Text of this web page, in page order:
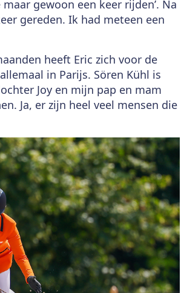
gewoon een keer rijden’. Na
gereden. Ik had meteen een
heeft Eric zich voor de
in Parijs. Sören Kühl is
Joy en mijn pap en mam
Ja, er zijn heel veel mensen die